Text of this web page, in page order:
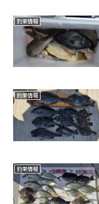
釣果情報
釣果情報
釣果情報